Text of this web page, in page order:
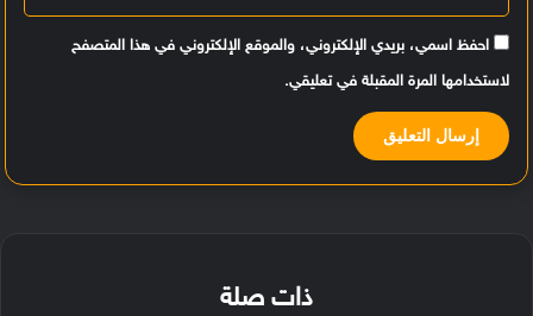
احفظ اسمي، بريدي الإلكتروني، والموقع الإلكتروني في هذا المتصفح
لاستخدامها المرة المقبلة في تعليقي.
ذات صلة